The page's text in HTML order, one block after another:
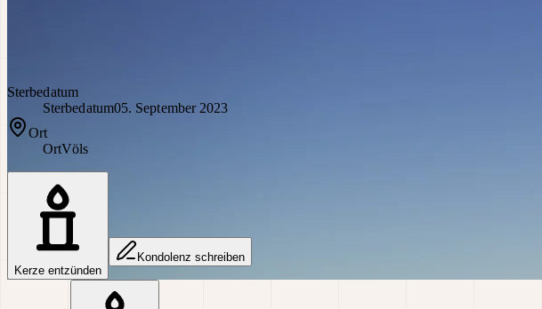
Sterbedatum
Sterbedatum05. September 2023
Ort
OrtVöls
Kerze entzünden
Kondolenz schreiben